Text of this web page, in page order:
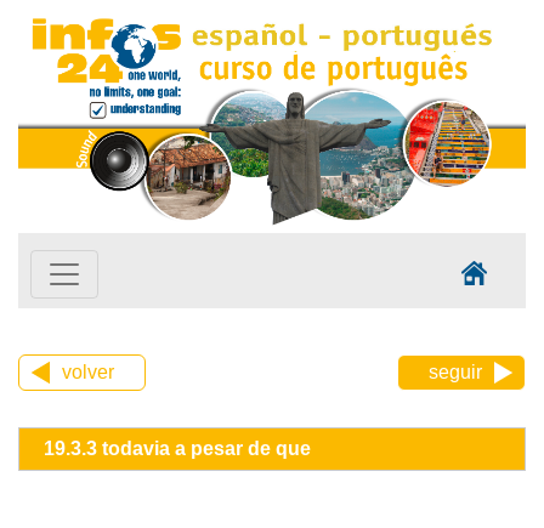
volver seguir
19.3.3 todavia a pesar de que